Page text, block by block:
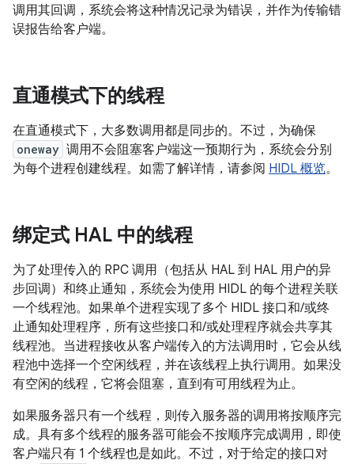
调用其回调，系统会将这种情况记录为错误，并作为传输错
误报告给客户端。
直通模式下的线程
在直通模式下，大多数调用都是同步的。不过，为确保
oneway 调用不会阻塞客户端这一预期行为，系统会分别
为每个进程创建线程。如需了解详情，请参阅 HIDL 概览。
绑定式 HAL 中的线程
为了处理传入的 RPC 调用（包括从 HAL 到 HAL 用户的异
步回调）和终止通知，系统会为使用 HIDL 的每个进程关联
一个线程池。如果单个进程实现了多个 HIDL 接口和/或终
止通知处理程序，所有这些接口和/或处理程序就会共享其
线程池。当进程接收从客户端传入的方法调用时，它会从线
程池中选择一个空闲线程，并在该线程上执行调用。如果没
有空闲的线程，它将会阻塞，直到有可用线程为止。
如果服务器只有一个线程，则传入服务器的调用将按顺序完
成。具有多个线程的服务器可能会不按顺序完成调用，即使
客户端只有 1 个线程也是如此。不过，对于给定的接口对